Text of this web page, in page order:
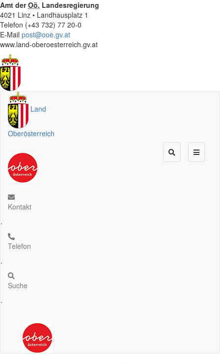
Amt derOö. Landesregierung
4021 Linz • Landhausplatz 1
Telefon (+43 732) 77 20-0
E-Mail post@ooe.gv.at
www.land-oberoesterreich.gv.at
Land
Oberösterreich
Kontakt
.
Telefon
.
Suche
.